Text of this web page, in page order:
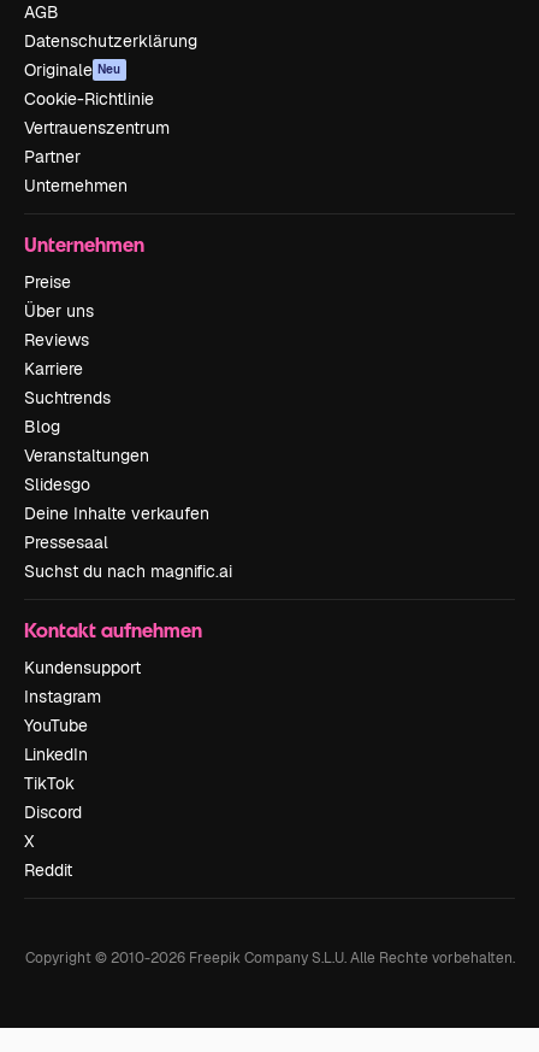
AGB
Datenschutzerklärung
Originale Neu
Cookie-Richtlinie
Vertrauenszentrum
Partner
Unternehmen
Unternehmen
Preise
Über uns
Reviews
Karriere
Suchtrends
Blog
Veranstaltungen
Slidesgo
Deine Inhalte verkaufen
Pressesaal
Suchst du nach magnific.ai
Kontakt aufnehmen
Kundensupport
Instagram
YouTube
LinkedIn
TikTok
Discord
X
Reddit
Copyright © 2010-2026Freepik Company S.L.U. Alle Rechte vorbehalten.